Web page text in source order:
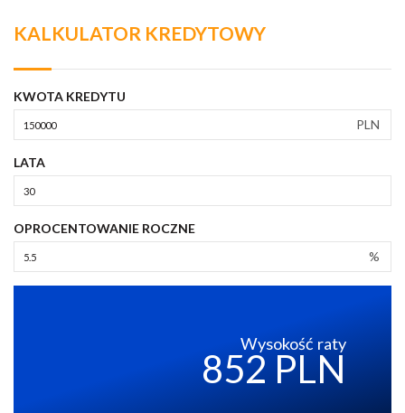
KALKULATOR KREDYTOWY
KWOTA KREDYTU
PLN
LATA
OPROCENTOWANIE ROCZNE
%
Wysokość raty
852 PLN